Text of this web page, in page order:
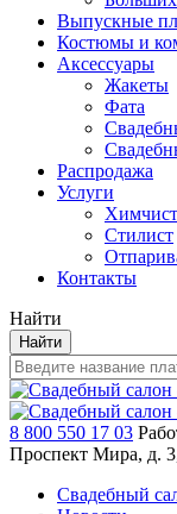
Выпускные
Костюмы и
Аксессуары
Жакеты
Фата
Распродажа
Услуги
Стилист
Контакты
Найти
Найти
8 800 550 17 03
Проспект Мира, д.
Свадебный